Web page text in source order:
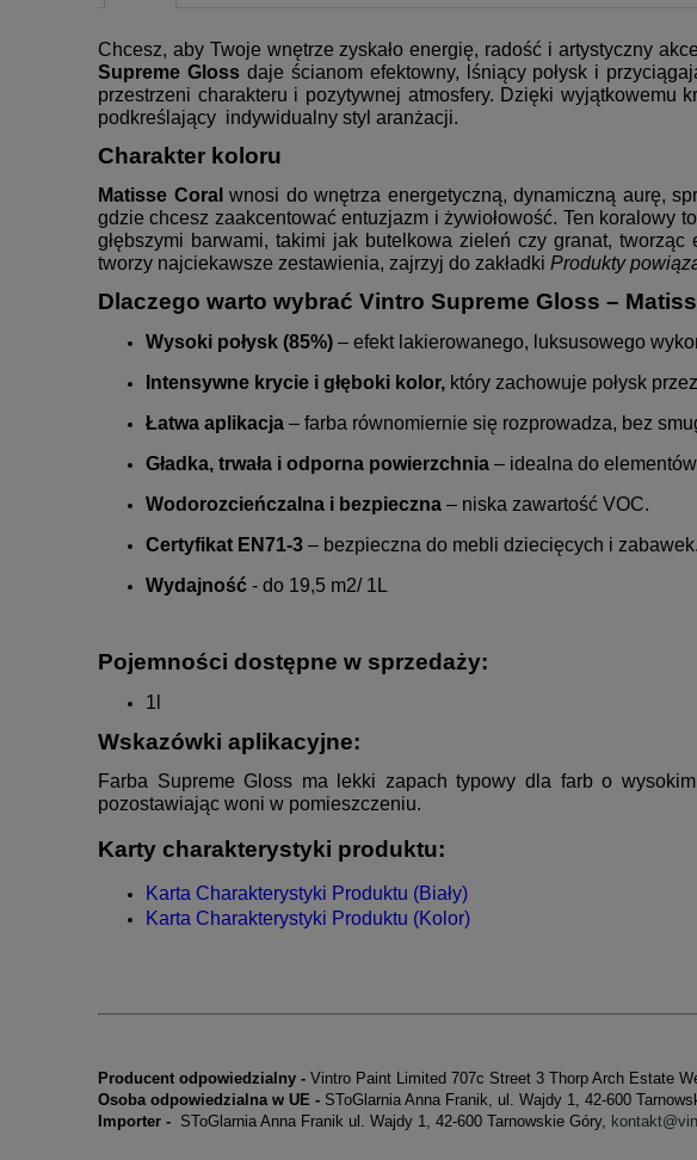
Cena nie
płatności
Chcesz, aby Twoje wnętrze zyskało energię, radość i artystyczny
Supreme Glossdaje ścianom efektowny, lśniący połysk i
przestrzeni charakteru i pozytywnej atmosfery. Dzięki wyjątkowemu
podkreślający indywidualny styl aranżacji.
Charakter koloru
Matisse Coral wnosi do wnętrza energetyczną, dynamiczną aurę,
gdzie chcesz zaakcentować entuzjazm i żywiołowość. Ten koralowy
głębszymi barwami, takimi jak butelkowa zieleń czy granat,
tworzy najciekawsze zestawienia, zajrzyj do zakładki Produkty
Dlaczego warto wybrać Vintro Supreme Gloss –
Wysoki połysk (85%) – efekt lakierowanego, luksusowego
Intensywne krycie i głęboki kolor, który zachowuje połysk
Łatwa aplikacja – farba równomiernie się rozprowadza, bez
Gładka, trwała i odporna powierzchnia – idealna do
Wodorozcieńczalna i bezpieczna – niska zawartość VOC.
Certyfikat EN71-3 – bezpieczna do mebli dziecięcych i zabawek.
Wydajność - do 19,5 m2/ 1L
Pojemności dostępne w sprzedaży:
1l
Wskazówki aplikacyjne:
Farba Supreme Gloss ma lekki zapach typowy dla farb o
pozostawiając woni w pomieszczeniu.
Karty charakterystyki produktu:
Karta Charakterystyki Produktu (Biały)
Karta Charakterystyki Produktu (Kolor)
Producent odpowiedzialny - Vintro Paint Limited 707c Street 3 Thorp Arch Estate
Osoba odpowiedzialna w UE - SToGlarnia Anna Franik, ul. Wajdy 1, 42-600
Importer - SToGlarnia Anna Franik ul. Wajdy 1, 42-600 Tarnowskie Góry,